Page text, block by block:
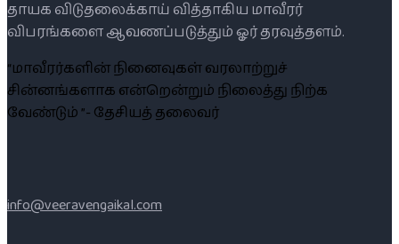
தாயக விடுதலைக்காய் வித்தாகிய மாவீரர்
விபரங்களை ஆவணப்படுத்தும் ஓர் தரவுத்தளம்.
“மாவீரர்களின் நினைவுகள் வரலாற்றுச்
சின்னங்களாக என்றென்றும் நிலைத்து நிற்க
வேண்டும் ”- தேசியத் தலைவர்
info@veeravengaikal.com